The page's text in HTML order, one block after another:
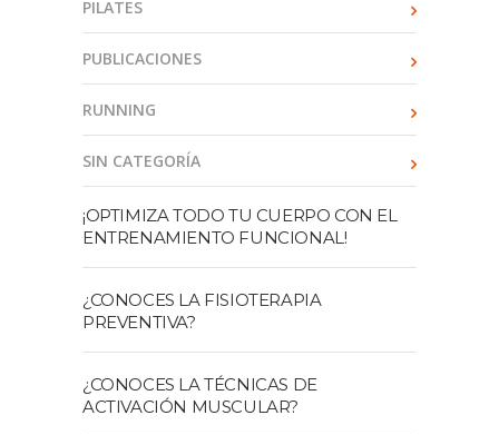
PILATES
PUBLICACIONES
RUNNING
SIN CATEGORÍA
¡OPTIMIZA TODO TU CUERPO CON EL
ENTRENAMIENTO FUNCIONAL!
¿CONOCES LA FISIOTERAPIA
PREVENTIVA?
¿CONOCES LA TÉCNICAS DE
ACTIVACIÓN MUSCULAR?